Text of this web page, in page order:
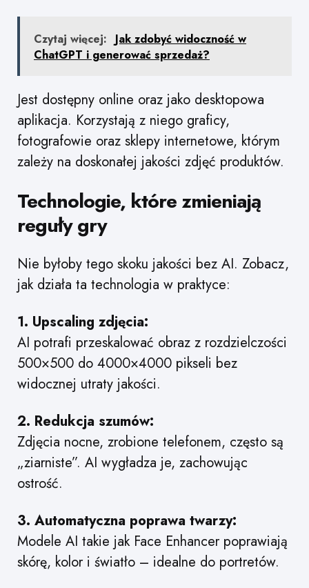
Czytaj więcej:
Jak zdobyć widoczność w
ChatGPT i generować sprzedaż?
Jest dostępny online oraz jako desktopowa
aplikacja. Korzystają z niego graficy,
fotografowie oraz sklepy internetowe, którym
zależy na doskonałej jakości zdjęć produktów.
Technologie, które zmieniają
reguły gry
Nie byłoby tego skoku jakości bez AI. Zobacz,
jak działa ta technologia w praktyce:
1. Upscaling zdjęcia:
AI potrafi przeskalować obraz z rozdzielczości
500×500 do 4000×4000 pikseli bez
widocznej utraty jakości.
2. Redukcja szumów:
Zdjęcia nocne, zrobione telefonem, często są
„ziarniste”. AI wygładza je, zachowując
ostrość.
3. Automatyczna poprawa twarzy:
Modele AI takie jak Face Enhancer poprawiają
skórę, kolor i światło – idealne do portretów.